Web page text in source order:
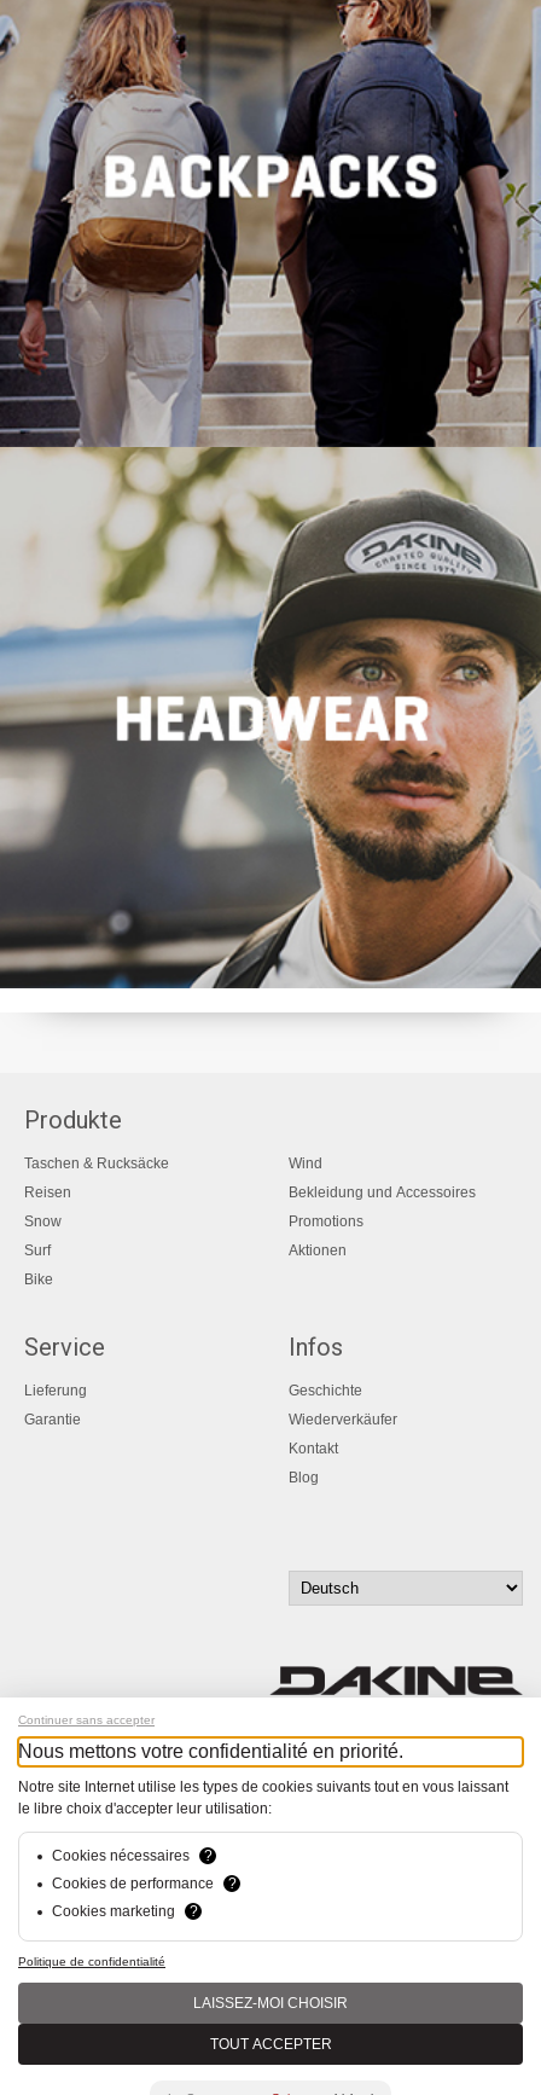
Produkte
Taschen & Rucksäcke
Reisen
Snow
Surf
Bike
Wind
Bekleidung und Accessoires
Promotions
Aktionen
Service
Lieferung
Garantie
Infos
Geschichte
Wiederverkäufer
Kontakt
Blog
Melde dich für unseren Newsletter an!
Alle Rechte vorbehalten
hsolutions.ch
Continuer sans accepter
Nous mettons votre confidentialité en priorité.
Notre site Internet utilise les types de cookies suivants tout en vous laissant
le libre choix d'accepter leur utilisation:
Cookies nécessaires
?
Cookies de performance
?
Cookies marketing
?
Politique de confidentialité
LAISSEZ-MOI CHOISIR
TOUT ACCEPTER